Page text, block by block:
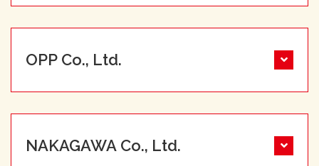
OPP Co., Ltd.
NAKAGAWA Co., Ltd.